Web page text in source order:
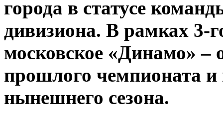
города в статусе
дивизиона. В рамках 3-
московское «Динамо» –
прошлого чемпионата и
нынешнего сезона.